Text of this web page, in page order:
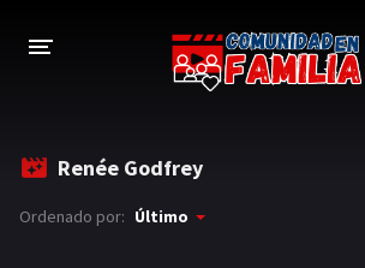
Renée Godfrey
Ordenado por: Último